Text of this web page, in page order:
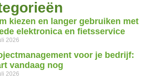
kiezen en langer gebruiken met
elektronica en fietsservice
2026
voor je bedrijf:
vandaag nog
2026